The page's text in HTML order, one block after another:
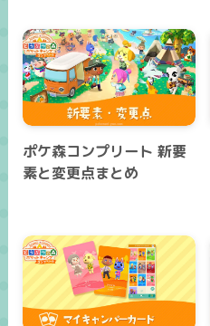
ポケ森コンプリート 新要
素と変更点まとめ